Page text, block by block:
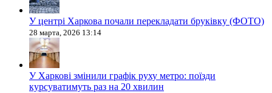
У центрі Харкова почали перекладати бруківку (ФОТО)
28 марта, 2026 13:14
У Харкові змінили графік руху метро: поїзди
курсуватимуть раз на 20 хвилин